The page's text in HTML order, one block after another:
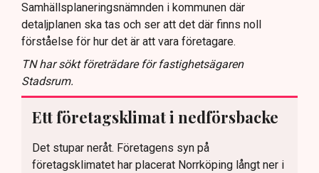
Samhällsplaneringsnämnden i kommunen där
detaljplanen ska tas och ser att det där finns noll
förståelse för hur det är att vara företagare.
TN har sökt företrädare för fastighetsägaren
Stadsrum.
Ett företagsklimat i nedförsbacke
Det stupar neråt. Företagens syn på
företagsklimatet har placerat Norrköping långt ner i